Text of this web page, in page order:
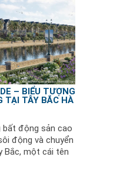
– BIỂU TƯỢNG
TẠI TÂY BẮC HÀ
bất động sản cao
động và chuyển
Bắc, một cái tên